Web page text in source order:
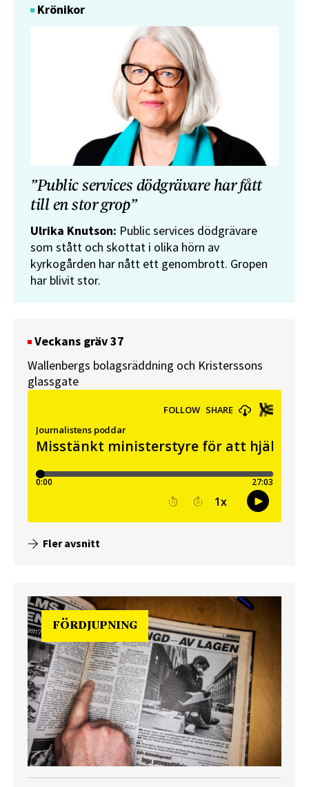
Krönikor
”Public services dödgrävare har fått
till en stor grop”
Ulrika Knutson: Public services dödgrävare
som stått och skottat i olika hörn av
kyrkogården har nått ett genombrott. Gropen
har blivit stor.
Veckans gräv 37
Wallenbergs bolagsräddning och Kristerssons
glassgate
Fler avsnitt
FÖRDJUPNING